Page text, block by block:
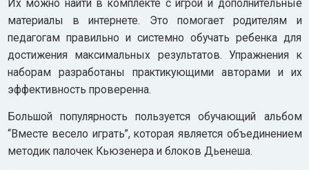
Их можно найти в комплекте с игрой и дополнительные
материалы в интернете. Это помогает родителям и
педагогам правильно и системно обучать ребенка для
достижения максимальных результатов. Упражнения к
наборам разработаны практикующими авторами и их
эффективность проверенна.
Большой популярность пользуется обучающий альбом
“Вместе весело играть”, которая является объединением
методик палочек Кьюзенера и блоков Дьенеша.